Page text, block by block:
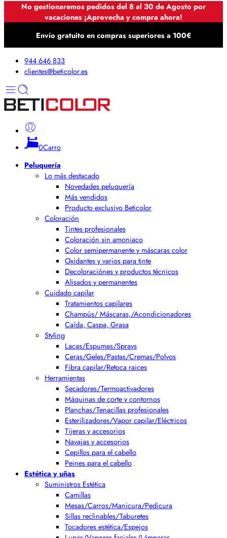
No gestionaremos pedidos del 8 al 30 de Agosto por
vacaciones ¡Aprovecha y compra ahora!
Envío gratuito en compras superiores a 100€
944 646 833
clientes@beticolor.es
0Carro
Peluquería
Lo más destacado
Novedades peluquería
Más vendidos
Producto exclusivo Beticolor
Coloración
Tintes profesionales
Coloración sin amoniaco
Color semipermanente y máscaras color
Oxidantes y varios para tinte
Decoloraciónes y productos técnicos
Alisados y permanentes
Cuidado capilar
Tratamientos capilares
Champús/ Máscaras,/Acondicionadores
Caída, Caspa, Grasa
Styling
Lacas/Espumas/Sprays
Ceras/Geles/Pastas/Cremas/Polvos
Fibra capilar/Retoca raices
Herramientas
Secadores/Termoactivadores
Máquinas de corte y contornos
Planchas/Tenacillas profesionales
Esterilizadores/Vapor capilar/Eléctricos
Tijeras y accesorios
Navajas y accesorios
Cepillos para el cabello
Peines para el cabello
Estética y uñas
Suministros Estética
Camillas
Mesas/Carros/Manicura/Pedicura
Sillas reclinables/Taburetes
Tocadores estética/Espejos